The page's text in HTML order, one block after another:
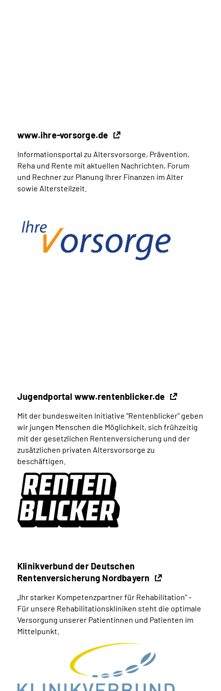
www.ihre-vorsorge.de
Informationsportal zu Altersvorsorge, Prävention,
Reha und Rente mit aktuellen Nachrichten, Forum
und Rechner zur Planung Ihrer Finanzen im Alter
sowie Altersteilzeit.
Jugendportal www.rentenblicker.de
Mit der bundesweiten Initiative "Rentenblicker" geben
wir jungen Menschen die Möglichkeit, sich frühzeitig
mit der gesetzlichen Rentenversicherung und der
zusätzlichen privaten Altersvorsorge zu
beschäftigen.
Klinikverbund der Deutschen
Rentenversicherung Nordbayern
„Ihr starker Kompetenzpartner für Rehabilitation“ -
Für unsere Rehabilitationskliniken steht die optimale
Versorgung unserer Patientinnen und Patienten im
Mittelpunkt.